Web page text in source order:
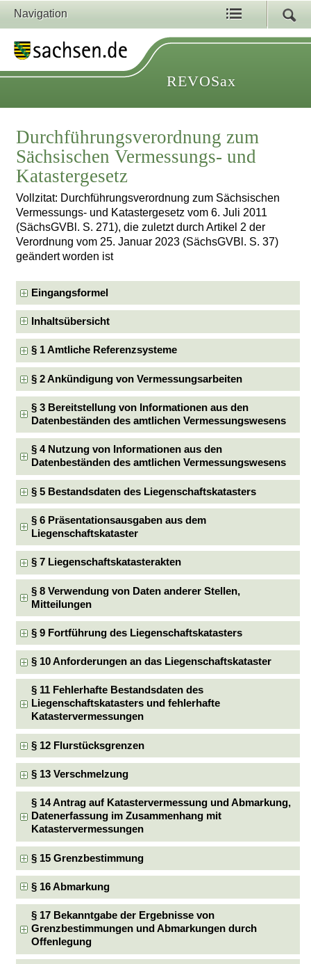
Navigation
REVOSax
Durchführungsverordnung zum
Sächsischen Vermessungs- und
Katastergesetz
Vollzitat: Durchführungsverordnung zum Sächsischen
Vermessungs- und Katastergesetz vom 6. Juli 2011
(SächsGVBl. S. 271), die zuletzt durch Artikel 2 der
Verordnung vom 25. Januar 2023 (SächsGVBl. S. 37)
geändert worden ist
Eingangsformel
Inhaltsübersicht
§ 1 Amtliche Referenzsysteme
§ 2 Ankündigung von Vermessungsarbeiten
§ 3 Bereitstellung von Informationen aus den
Datenbeständen des amtlichen Vermessungswesens
§ 4 Nutzung von Informationen aus den
Datenbeständen des amtlichen Vermessungswesens
§ 5 Bestandsdaten des Liegenschaftskatasters
§ 6 Präsentationsausgaben aus dem
Liegenschaftskataster
§ 7 Liegenschaftskatasterakten
§ 8 Verwendung von Daten anderer Stellen,
Mitteilungen
§ 9 Fortführung des Liegenschaftskatasters
§ 10 Anforderungen an das Liegenschaftskataster
§ 11 Fehlerhafte Bestandsdaten des
Liegenschaftskatasters und fehlerhafte
Katastervermessungen
§ 12 Flurstücksgrenzen
§ 13 Verschmelzung
§ 14 Antrag auf Katastervermessung und Abmarkung,
Datenerfassung im Zusammenhang mit
Katastervermessungen
§ 15 Grenzbestimmung
§ 16 Abmarkung
§ 17 Bekanntgabe der Ergebnisse von
Grenzbestimmungen und Abmarkungen durch
Offenlegung